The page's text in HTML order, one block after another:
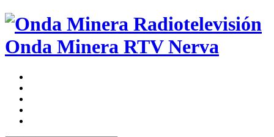
Onda Minera RTVNerva